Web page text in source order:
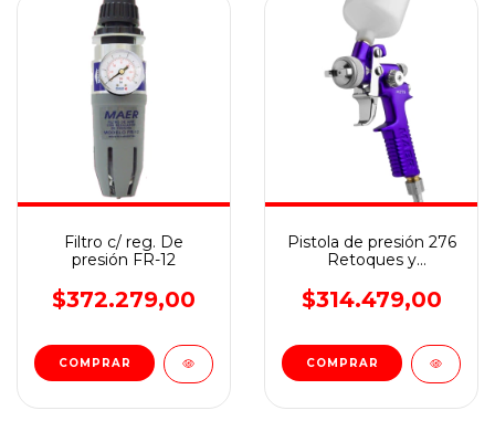
Filtro c/ reg. De
presión FR-12
$372.279,00
Pistola de presión 276
Retoques y
$314.479,00
COMPRAR